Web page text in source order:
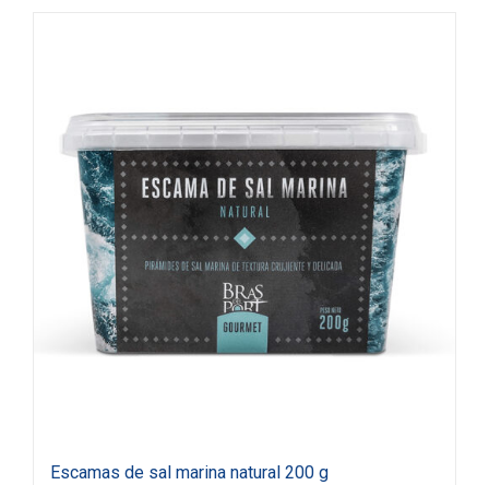
Escamas de sal marina natural 200 g